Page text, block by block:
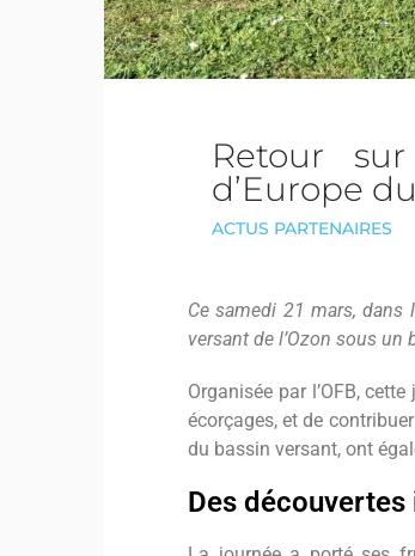
Retour
d’Europe
ACTUS PARTENAIRES
Ce samedi 21 mars, dans
versant de l’Ozon sous
Organisée par l’OFB,
écorçages, et de
du bassin versant, ont
Des découvertes